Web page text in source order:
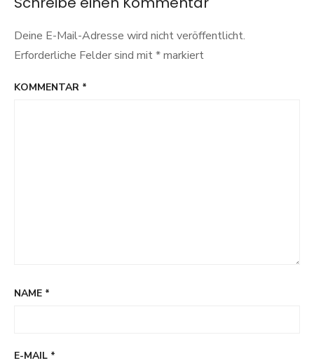
Deine E-Mail-Adresse wird nicht veröffentlicht.
Erforderliche Felder sind mit*markiert
KOMMENTAR *
NAME *
E-MAIL *